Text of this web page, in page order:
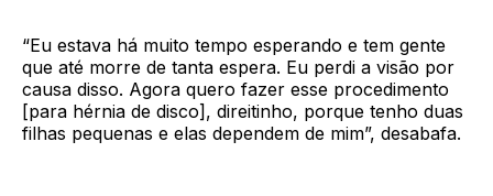
“Eu estava há muito tempo esperando e tem gente
que até morre de tanta espera. Eu perdi a visão por
causa disso. Agora quero fazer esse procedimento
[para hérnia de disco], direitinho, porque tenho duas
filhas pequenas e elas dependem de mim”, desabafa.